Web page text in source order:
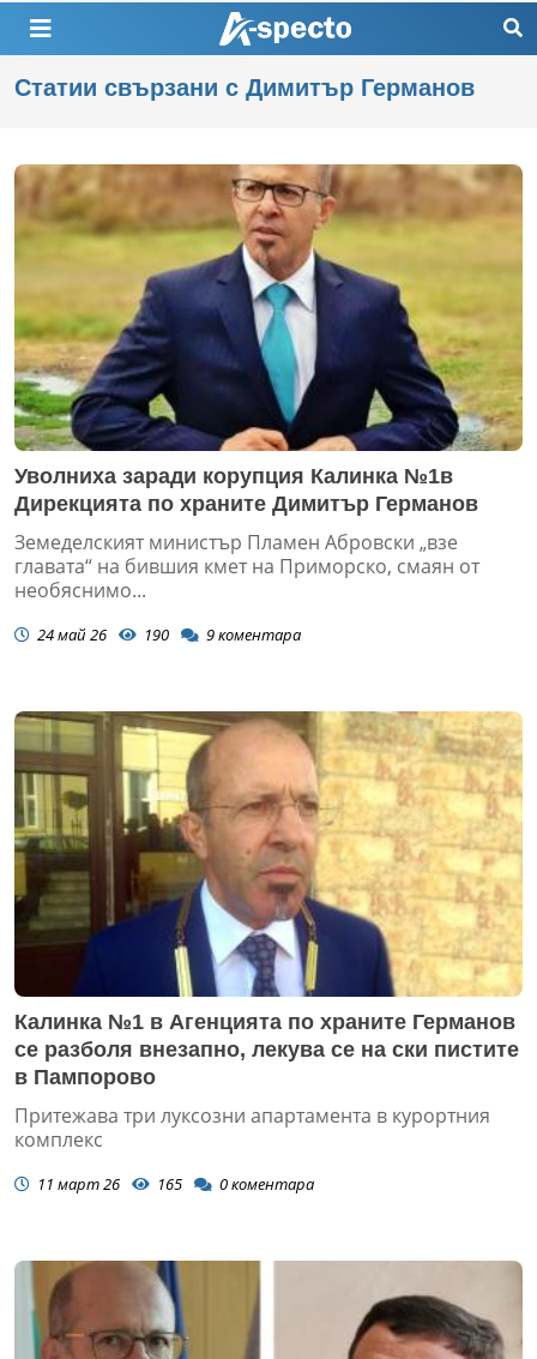
Статии свързани с Димитър Германов
Уволниха заради корупция Калинка №1в
Дирекцията по храните Димитър Германов
Земеделският министър Пламен Абровски „взе
главата“ на бившия кмет на Приморско, смаян от
необяснимо...
24 май 26 190 9коментара
Калинка №1 в Агенцията по храните Германов
се разболя внезапно, лекува се на ски пистите
в Пампорово
Притежава три луксозни апартамента в курортния
комплекс
11 март 26 165 0коментара